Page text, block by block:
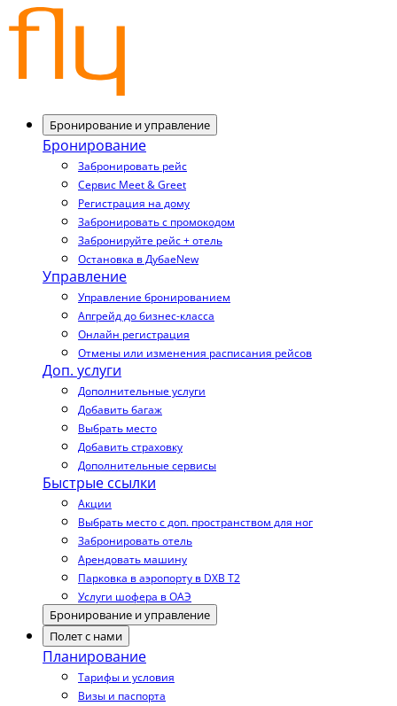
Бронирование и управление
Бронирование
Забронировать рейс
Сервис Meet & Greet
Регистрация на дому
Забронировать с промокодом
Забронируйте рейс + отель
Остановка в ДубаеNew
Управление
Управление бронированием
Апгрейд до бизнес-класса
Онлайн регистрация
Отмены или изменения расписания рейсов
Доп. услуги
Дополнительные услуги
Добавить багаж
Выбрать место
Добавить страховку
Дополнительные сервисы
Быстрые ссылки
Акции
Выбрать место с доп. пространством для ног
Забронировать отель
Арендовать машину
Парковка в аэропорту в DXB T2
Услуги шофера в ОАЭ
Бронирование и управление
Полет с нами
Планирование
Тарифы и условия
Визы и паспорта